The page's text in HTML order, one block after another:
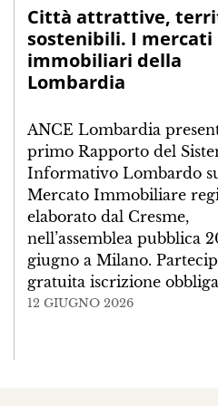
Città attrattive,
sostenibili. I mercati
immobiliari della
Lombardia
ANCE Lombardia
primo Rapporto del
Informativo Lombardo
Mercato Immobiliare
elaborato dal Cresme,
nell’assemblea pubblica
giugno a Milano.
gratuita iscrizione
12 GIUGNO 2026